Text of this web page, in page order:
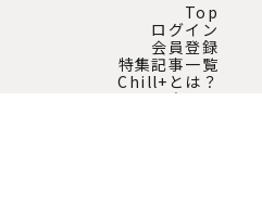
Top
ログイン
会員登録
特集記事一覧
Chill+とは？
問い合わせ